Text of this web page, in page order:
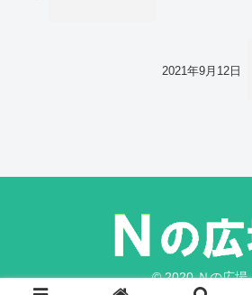
2021年9月12日
© 2020 Ｎの広場.